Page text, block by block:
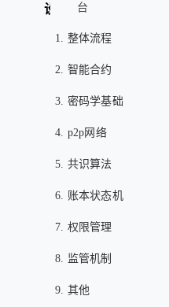
台
设计原理
1. 整体流程
2. 智能合约
3. 密码学基础
4. p2p网络
5. 共识算法
6. 账本状态机
7. 权限管理
8. 监管机制
9. 其他